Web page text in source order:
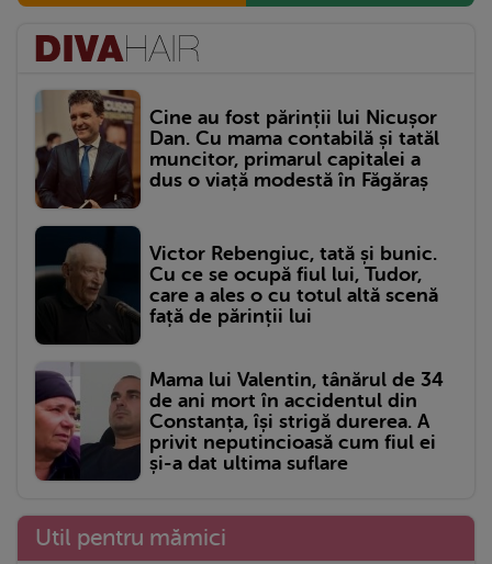
Cine au fost părinții lui Nicușor
Dan. Cu mama contabilă și tatăl
muncitor, primarul capitalei a
dus o viață modestă în Făgăraș
Victor Rebengiuc, tată și bunic.
Cu ce se ocupă fiul lui, Tudor,
care a ales o cu totul altă scenă
față de părinții lui
Mama lui Valentin, tânărul de 34
de ani mort în accidentul din
Constanța, își strigă durerea. A
privit neputincioasă cum fiul ei
și-a dat ultima suflare
Util pentru mămici